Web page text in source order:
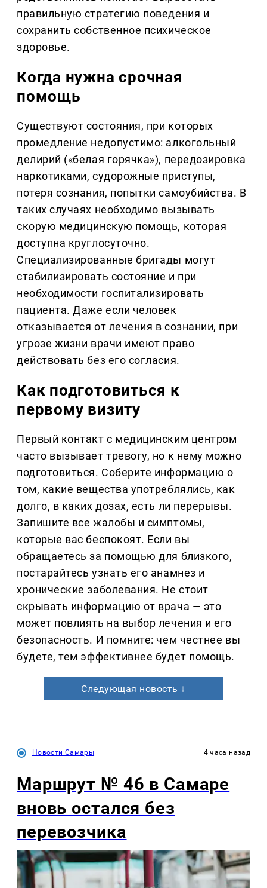
правильную стратегию поведения и
сохранить собственное психическое
здоровье.
Когда нужна срочная
помощь
Существуют состояния, при которых
промедление недопустимо: алкогольный
делирий («белая горячка»), передозировка
наркотиками, судорожные приступы,
потеря сознания, попытки самоубийства. В
таких случаях необходимо вызывать
скорую медицинскую помощь, которая
доступна круглосуточно.
Специализированные бригады могут
стабилизировать состояние и при
необходимости госпитализировать
пациента. Даже если человек
отказывается от лечения в сознании, при
угрозе жизни врачи имеют право
действовать без его согласия.
Как подготовиться к
первому визиту
Первый контакт с медицинским центром
часто вызывает тревогу, но к нему можно
подготовиться. Соберите информацию о
том, какие вещества употреблялись, как
долго, в каких дозах, есть ли перерывы.
Запишите все жалобы и симптомы,
которые вас беспокоят. Если вы
обращаетесь за помощью для близкого,
постарайтесь узнать его анамнез и
хронические заболевания. Не стоит
скрывать информацию от врача — это
может повлиять на выбор лечения и его
безопасность. И помните: чем честнее вы
будете, тем эффективнее будет помощь.
Следующая новость ↓
Новости Самары 4 часа назад
Маршрут № 46 в Самаре
вновь остался без
перевозчика